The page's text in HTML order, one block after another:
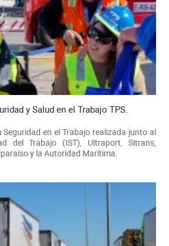
y Salud en el Trabajo TPS.
Seguridad en el Trabajo realizada junto al
del Trabajo (IST), Ultraport, Sitrans,
y la Autoridad Marítima.